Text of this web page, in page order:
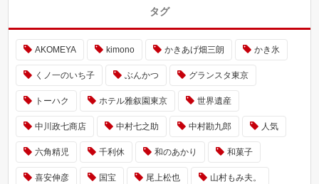
タグ
AKOMEYA kimono かきあげ畑三朗 かき氷
くノ一のいち子 ぶんかつ グランスタ東京
トーハク ホテル雅叙園東京 世界遺産
中川政七商店 中村七之助 中村勘九郎 人気
六角精児 千利休 和のあかり 和菓子
喜安伸彦 国宝 尾上松也 山村もみ夫。